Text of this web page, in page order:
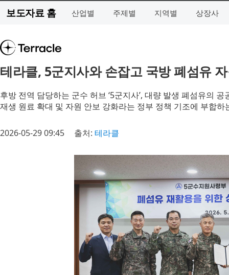
보도자료 홈 산업별 주제별 지역별 상장사
테라클, 5군지사와 손잡고 국방 폐섬유
후방 전역 담당하는 군수 허브 ‘5군지사’, 대량 발생 폐섬유의
재생 원료 확대 및 자원 안보 강화라는 정부 정책 기조에 부합하
2026-05-29 09:45 출처: 테라클